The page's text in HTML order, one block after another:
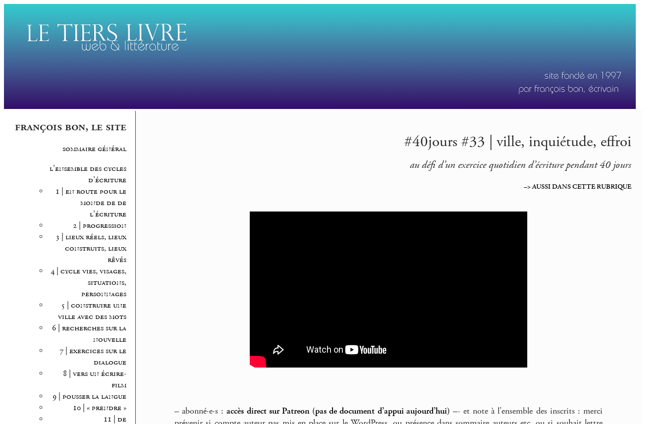
françois bon, le site
sommaire général
l’ensemble des cycles
d’écriture
1 | en route pour le
monde de de
l’écriture
2 | progression
3 | lieux réels, lieux
construits, lieux
rêvés
4 | cycle vies, visages,
situations,
personnages
5 | construire une
ville avec des mots
6 | recherches sur la
nouvelle
7 | exercices sur le
dialogue
8 | vers un écrire-
film
9 | pousser la langue
10 | « prendre »
11 | de
#40jours #33 | ville, inquiétude, effroi
au défi d’un exercice quotidien d’écriture pendant 40 jours
–> AUSSI DANS CETTE RUBRIQUE
– abonné·e·s :accès direct sur Patreon (pas de document d’appui aujourd’hui) –- et note à l’ensemble des inscrits : merci